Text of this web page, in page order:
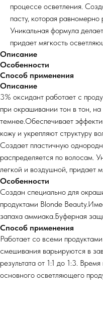
процессе осветления.
пасту, которая
Уникальная формула
придает мягкость
Описание
Особенности
Способ применения
Описание
3% оксидант работает с
при окрашивании тон в тон, на
темнее.Обеспечивает
кожу и укрепляют структуру
Создает пластичную
распределяется по волосам.
легкой и воздушной, придает
Особенности
Создан специально для
продуктами Blonde
запаха аммиака.Буферная
Способ применения
Работает со всеми
смешивания варьируются в
результата от 1:1 до 1:3.
основного осветляющего